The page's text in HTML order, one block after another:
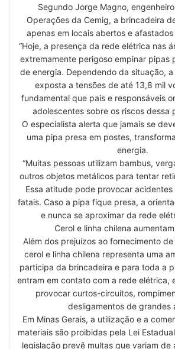
Segundo Jorge Magno,
Operações da Cemig, a brincadeira
apenas em locais abertos e
“Hoje, a presença da rede elétrica nas
extremamente perigoso empinar pipas
de energia. Dependendo da situação,
exposta a tensões de até 13,8 mil
fundamental que pais e responsáveis
adolescentes sobre os riscos dessa
O especialista alerta que jamais se
uma pipa presa em postes,
energia.
“Muitas pessoas utilizam bambus,
outros objetos metálicos para tentar
Essa atitude pode provocar
fatais. Caso a pipa fique presa, a
e nunca se aproximar da rede
Cerol e linha chilena
Além dos prejuízos ao fornecimento
cerol e linha chilena representa uma
participa da brincadeira e para toda a
entram em contato com a rede elétrica,
provocar curtos-circuitos,
desligamentos de grandes
Em Minas Gerais, a utilização e a
materiais são proibidas pela Lei
legislação prevê multas que variam de